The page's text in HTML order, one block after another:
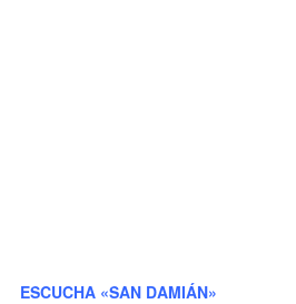
ESCUCHA «SAN DAMIÁN»